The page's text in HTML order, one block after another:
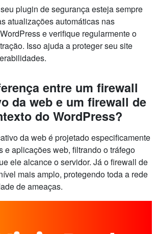
plugin de segurança esteja sempre
atualizações automáticas nas
e verifique regularmente o
Isso ajuda a proteger seu site
entre um firewall
da web e um firewall de
do WordPress?
da web é projetado especificamente
e aplicações web, filtrando o tráfego
ele alcance o servidor. Já o firewall de
mais amplo, protegendo toda a rede
de ameaças.